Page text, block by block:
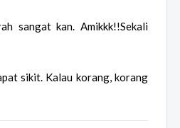
sangat kan. Amikkk!!Sekali
sikit. Kalau korang, korang